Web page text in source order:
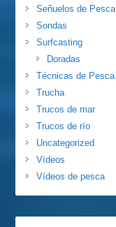
Señuelos de Pesca
Sondas
Surfcasting
Doradas
Técnicas de Pesca
Trucha
Trucos de mar
Trucos de río
Uncategorized
Vídeos
Vídeos de pesca